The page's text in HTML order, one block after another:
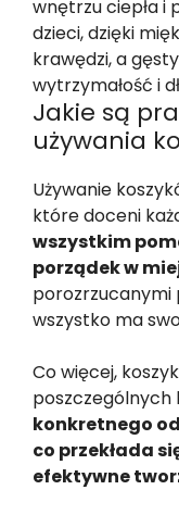
wnętrzu ciepła i
dzieci, dzięki
krawędzi, a
wytrzymałość i
Jakie są
używania
Używanie
które doceni
wszystkim
porządek w
porozrzucanymi
wszystko ma
Co więcej,
poszczególnych
konkretnego
co przekłada
efektywne